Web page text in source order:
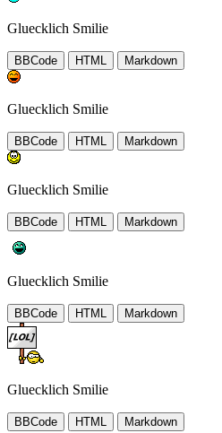
Gluecklich Smilie
BBCode HTML Markdown
Gluecklich Smilie
BBCode HTML Markdown
Gluecklich Smilie
BBCode HTML Markdown
Gluecklich Smilie
BBCode HTML Markdown
Gluecklich Smilie
BBCode HTML Markdown